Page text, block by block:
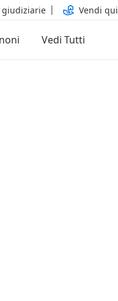
giudiziarie Vendi qui
Vedi Tutti